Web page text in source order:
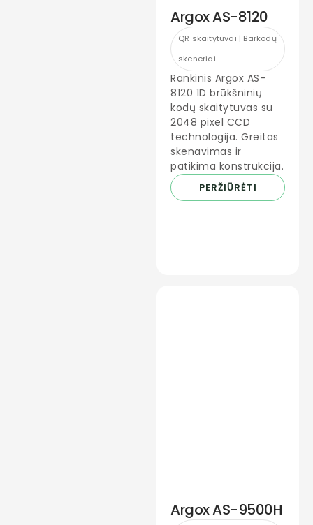
Argox AS-8120
QR skaitytuvai | Barkodų
skeneriai
Rankinis Argox AS-
8120 1D brūkšninių
kodų skaitytuvas su
2048 pixel CCD
technologija. Greitas
skenavimas ir
patikima konstrukcija.
PERŽIŪRĖTI
Argox AS-9500H